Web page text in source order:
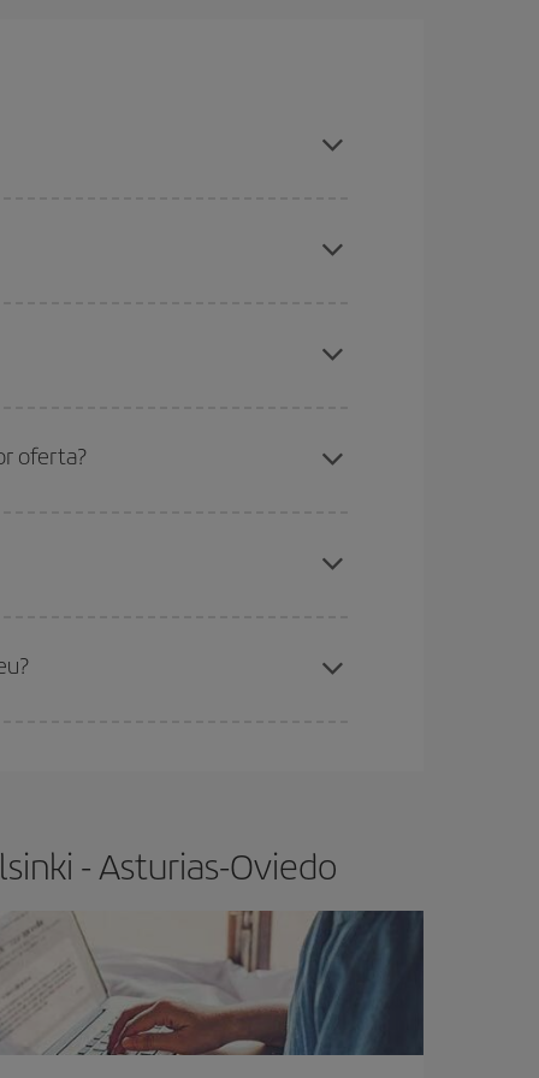
als dies propers
que alguns
el vol, millors preus podràs trobar.
oferta?
- Asturias-Oviedo